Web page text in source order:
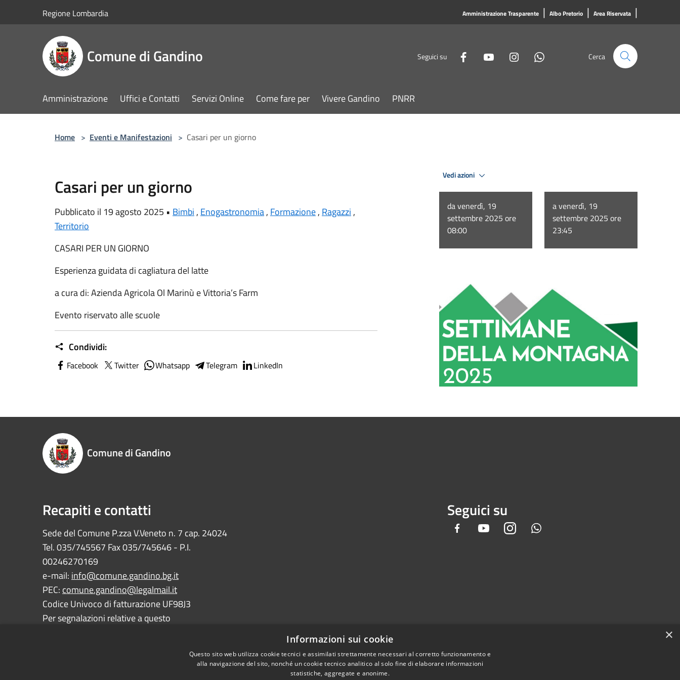
Regione Lombardia Amministrazione Trasparente | Albo Pretorio | Area Riservata |
Comune di Gandino Seguici su Cerca
Amministrazione Uffici e Contatti Servizi Online Come fare per Vivere Gandino PNRR
Home > Eventi e Manifestazioni > Casari per un giorno
Casari per un giorno
Pubblicato il 19 agosto 2025 • Bimbi , Enogastronomia, Formazione, Ragazzi ,
Territorio
CASARI PER UN GIORNO
Esperienza guidata di cagliatura del latte
a cura di: Azienda Agricola Ol Marinù e Vittoria’s Farm
Evento riservato alle scuole
Condividi:
Facebook Twitter Whatsapp Telegram LinkedIn
Vedi azioni
da venerdì, 19
settembre 2025 ore
08:00
a venerdì, 19
settembre 2025 ore
23:45
Comune di Gandino
Recapiti e contatti
Sede del Comune P.zza V.Veneto n. 7 cap. 24024
Tel. 035/745567 Fax 035/745646 - P.I.
00246270169
e-mail: info@comune.gandino.bg.it
PEC: comune.gandino@legalmail.it
Codice Univoco di fatturazione UF98J3
Per segnalazioni relative a questo
Seguici su
Facebook YoutubeInstagram
×
Informazioni sui cookie
Questo sito web utilizza cookie tecnici e assimilati strettamente necessari al corretto funzionamento e
alla navigazione del sito, nonché un cookie tecnico analitico al solo fine di elaborare informazioni
statistiche, aggregate e anonime.